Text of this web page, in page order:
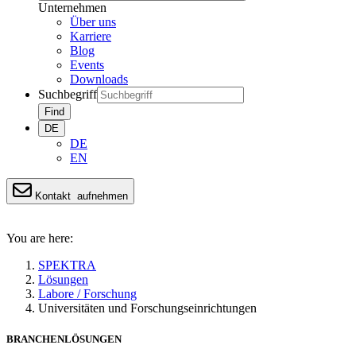
Unternehmen
Über uns
Karriere
Blog
Events
Downloads
Suchbegriff
Find
DE
DE
EN
Kontakt aufnehmen
You are here:
SPEKTRA
Lösungen
Labore / Forschung
Universitäten und Forschungseinrichtungen
BRANCHENLÖSUNGEN